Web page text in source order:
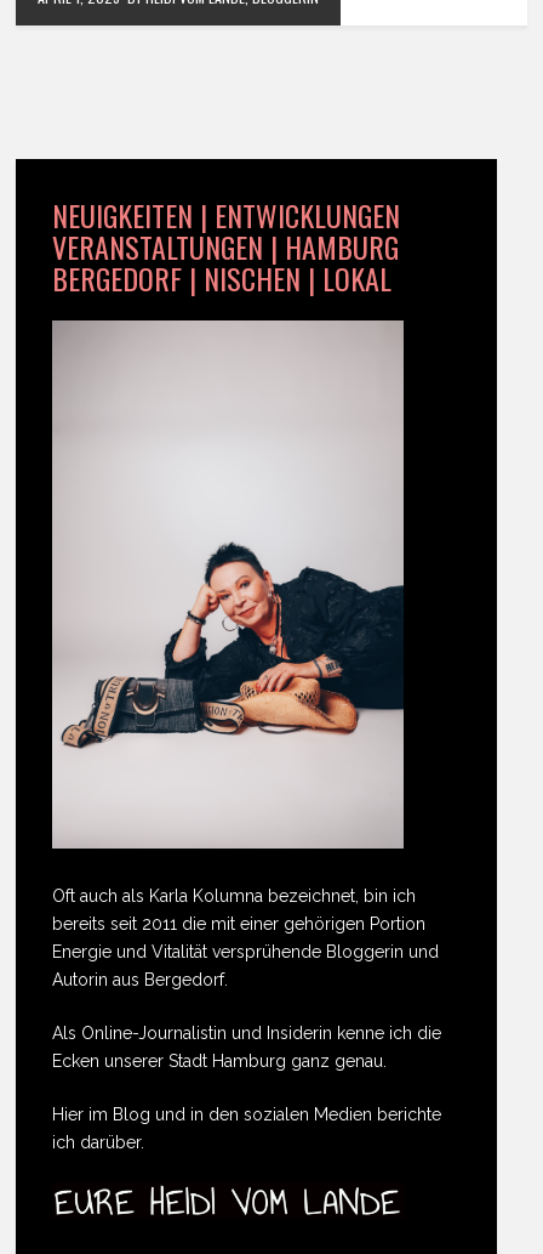
NEUIGKEITEN | ENTWICKLUNGEN
VERANSTALTUNGEN | HAMBURG
BERGEDORF | NISCHEN | LOKAL
Oft auch als Karla Kolumna bezeichnet, bin ich
bereits seit 2011 die mit einer gehörigen Portion
Energie und Vitalität versprühende Bloggerin und
Autorin aus Bergedorf.
Als Online-Journalistin und Insiderin kenne ich die
Ecken unserer Stadt Hamburg ganz genau.
Hier im Blog und in den sozialen Medien berichte
ich darüber.